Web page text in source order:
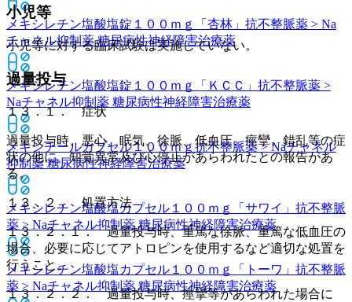
メキシレチン塩酸塩錠１００ｍｇ「杏林」 抗不整脈薬 > Na
チャネル抑制薬 糖尿病性神経障害治療薬
メキシレチン塩酸塩錠１００ｍｇ「ＫＣＣ」 抗不整脈薬 >
Naチャネル抑制薬 糖尿病性神経障害治療薬
メキシチールカプセル１００ｍｇ 抗不整脈薬 > Naチャネル
抑制薬 糖尿病性神経障害治療薬
メキシレチン塩酸塩カプセル１００ｍｇ「サワイ」 抗不整脈
薬 > Naチャネル抑制薬 糖尿病性神経障害治療薬
メキシレチン塩酸塩カプセル１００ｍｇ「トーワ」 抗不整脈
薬 > Naチャネル抑制薬 糖尿病性神経障害治療薬
小児等
小児等に対する臨床試験は実施していない。
過量投与
１３．１． 症状
過量投与時、悪心、眠気、徐脈、低血圧、痙攣、錯乱等の症
状の他に、知覚異常及び心停止があらわれたとの報告があ
る。
１３．２． 処置方法
１３．２．１． 過量投与時、重篤な徐脈、重篤な低血圧の
場合、必要に応じてアトロピンを使用するなど適切な処置を
行うこと。
１３．２．２． 過量投与時、痙攣等があらわれた場合に